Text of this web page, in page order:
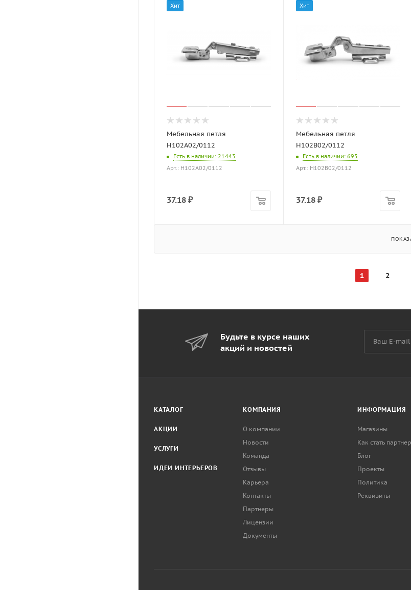
Хит
Мебельная петля
H102A02/0112
Есть в наличии: 21443
Арт.: H102A02/0112
37.18 ₽
Хит
Мебельная петля
H102B02/0112
Есть в наличии: 695
Арт.: H102B02/0112
37.18 ₽
1 2
Будьте в курсе наших
акций и новостей
КАТАЛОГ
АКЦИИ
УСЛУГИ
ИДЕИ ИНТЕРЬЕРОВ
КОМПАНИЯ
О компании
Новости
Команда
Отзывы
Карьера
Контакты
Партнеры
Лицензии
Документы
ИНФОРМАЦИЯ
Магазины
Как стать
Блог
Проекты
Политика
Реквизиты